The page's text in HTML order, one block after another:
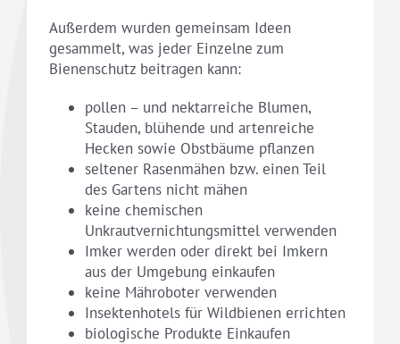
Außerdem wurden gemeinsam Ideen
gesammelt, was jeder Einzelne zum
Bienenschutz beitragen kann:
pollen – und nektarreiche Blumen,
Stauden, blühende und artenreiche
Hecken sowie Obstbäume pflanzen
seltener Rasenmähen bzw. einen Teil
des Gartens nicht mähen
keine chemischen
Unkrautvernichtungsmittel verwenden
Imker werden oder direkt bei Imkern
aus der Umgebung einkaufen
keine Mähroboter verwenden
Insektenhotels für Wildbienen errichten
biologische Produkte Einkaufen